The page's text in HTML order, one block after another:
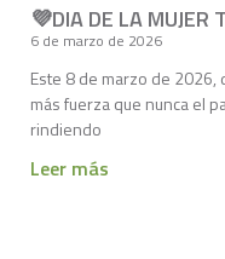
💜DIA DE LA
6 de marzo de 2026
Este 8 de marzo de 2026,
más fuerza que nunca el
rindiendo
Leer más